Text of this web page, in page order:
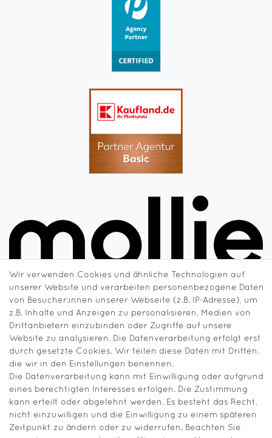
Wir verwenden Cookies und ähnliche Technologien auf
unserer Website und verarbeiten personenbezogene Daten
von Besucher:innen unserer Webseite (z.B. IP-Adresse), um
z.B. Inhalte und Anzeigen zu personalisieren, Medien von
Drittanbietern einzubinden oder Zugriffe auf unsere
Website zu analysieren. Die Datenverarbeitung erfolgt erst
durch gesetzte Cookies. Wir teilen diese Daten mit Dritten,
die wir in den Einstellungen benennen.
Die Datenverarbeitung kann mit Einwilligung oder aufgrund
eines berechtigten Interesses erfolgen. Die Zustimmung
kann erteilt oder abgelehnt werden. Es besteht das Recht,
nicht einzuwilligen und die Einwilligung zu einem späteren
Zeitpunkt zu ändern oder zu widerrufen. Beachten Sie